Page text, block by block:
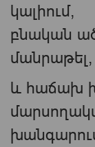
կալիում,
բնական
մանրաթել,
և հաճախ